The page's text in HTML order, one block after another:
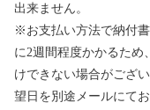
出来ません。
※お支払い方法で納付
に2週間程度かかるため
けできない場合がござ
望日を別途メールにて